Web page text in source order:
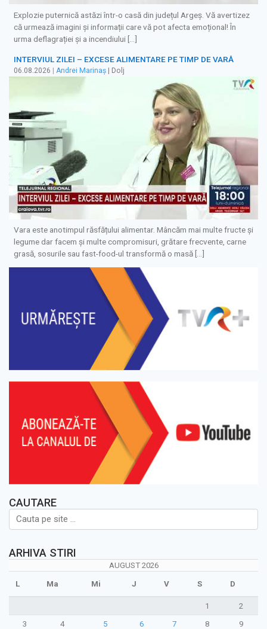
Explozie puternică astăzi într-o casă din județul Argeș. Vă avertizez
că urmează imagini și informații care vă pot afecta emoțional! În
urma deflagrației și a incendiului […]
INTERVIUL ZILEI – EXCESE ALIMENTARE PE TIMP DE VARĂ
06.08.2026 Andrei Marinaș | Dolj
Vara este anotimpul răsfățului alimentar. Mâncăm mai multe fructe și
legume dar facem și multe compromisuri, grătare frecvente, carne
grasă, sosurile sau fast-food-ul transformă o masă […]
CAUTARE
ARHIVA STIRI
AUGUST 2026
L Ma Mi J V S D
1
2
3
4 5 6 7 8
9